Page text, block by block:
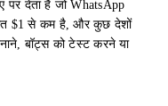
पर देता है जो WhatsApp
$1 से कम है, और कुछ देशों
बॉट्स को टेस्ट करने या